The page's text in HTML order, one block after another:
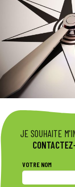
JE SOUHAITE
VOTRE NOM